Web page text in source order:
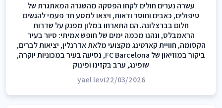
עשרה נערים חולים לקחו הפסקה מהשגרה המאתגרת של
טיפולים, כאבים וחוסר ודאות, ויצאו למסע חד פעמי להגשים
חלום בברצלונה. הם התארחו במלון מפנק על שדרות
הראמבלס, ונהנו מכמה ימים של חופש אמיתי: סיור בעיר
הקסומה, חוויית קארטינג מקצועי מלאת אדרנלין, יציאות לברים,
ביקור במוזיאון של FC Barcelona, נסיעה בעיר במכוניות יוקרה,
שופינג, ערב בקזינו ופינוק
yael levi22/03/2026